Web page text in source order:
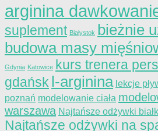
arginina
suplement Białystok bieżnie
budowa masy
Gdynia Katowice kurs trenera
gdańsk l-arginina lekcje
poznań modelowanie ciała
warszawa Najtańsze odżywki
Najtańsze odżywki na